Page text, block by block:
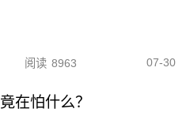
阅读 8963 07-30
在怕什么？